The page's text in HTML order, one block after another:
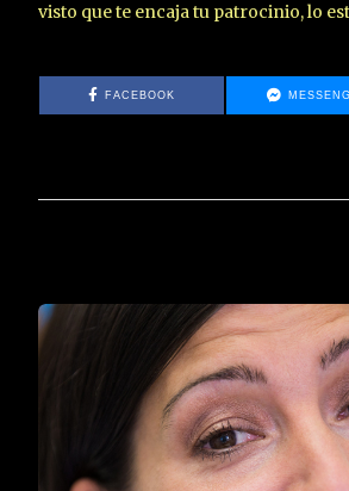
visto que te encaja tu patrocinio, lo
FACEBOOK